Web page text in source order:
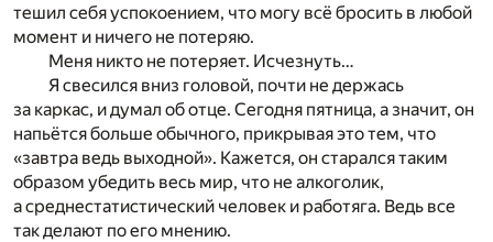
тешил себя успокоением, что могу всё бросить в любой
момент и ничего не потеряю.
Меня никто не потеряет. Исчезнуть…
Я свесился вниз головой, почти не держась
за каркас, и думал об отце. Сегодня пятница, а значит, он
напьётся больше обычного, прикрывая это тем, что
«завтра ведь выходной». Кажется, он старался таким
образом убедить весь мир, что не алкоголик,
а среднестатистический человек и работяга. Ведь все
так делают по его мнению.